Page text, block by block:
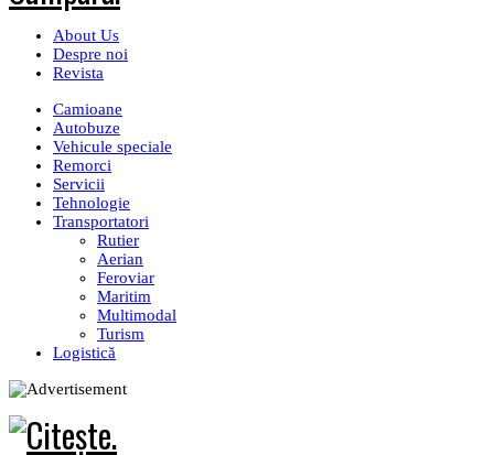
About Us
Despre noi
Revista
Camioane
Autobuze
Vehicule speciale
Remorci
Servicii
Tehnologie
Transportatori
Rutier
Aerian
Feroviar
Maritim
Multimodal
Turism
Logistică